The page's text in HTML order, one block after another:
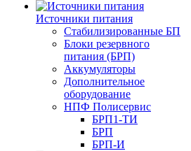
Источники питания
Стабилизированные БП
Блоки резервного
питания (БРП)
Аккумуляторы
Дополнительное
оборудование
НПФ Полисервис
БРП1-ТИ
БРП
БРП-И